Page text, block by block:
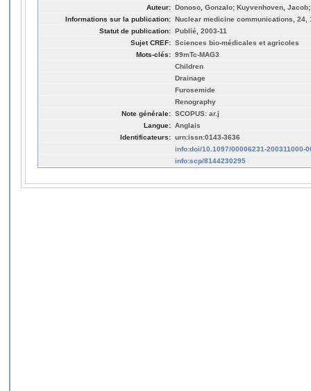
Auteur: Donoso, Gonzalo; Kuyvenhoven,
Informations sur la publication: Nuclear medicine communications, 24,
Statut de publication: Publié, 2003-11
Sujet CREF: Sciences bio-médicales et agricoles
Mots-clés: 99mTc-MAG3
Children
Drainage
Furosemide
Renography
Note générale: SCOPUS: ar.j
Langue: Anglais
Identificateurs: urn:issn:0143-3636
info:doi/10.1097/00006231-200311000-
info:scp/8144230295